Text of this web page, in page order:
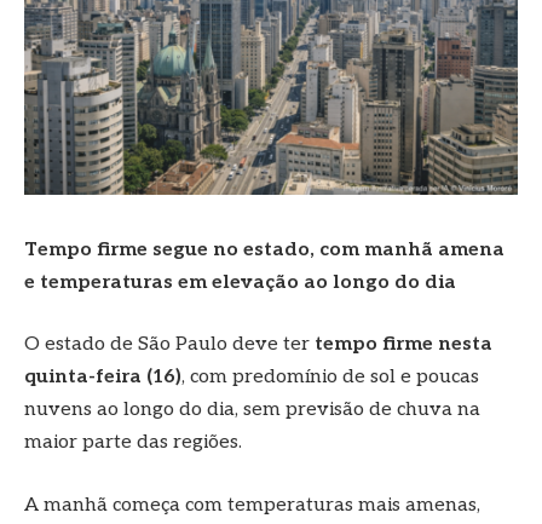
Tempo firme segue no estado, com manhã amena
e temperaturas em elevação ao longo do dia
O estado de São Paulo deve ter tempo firme nesta
quinta-feira (16), com predomínio de sol e poucas
nuvens ao longo do dia, sem previsão de chuva na
maior parte das regiões.
A manhã começa com temperaturas mais amenas,